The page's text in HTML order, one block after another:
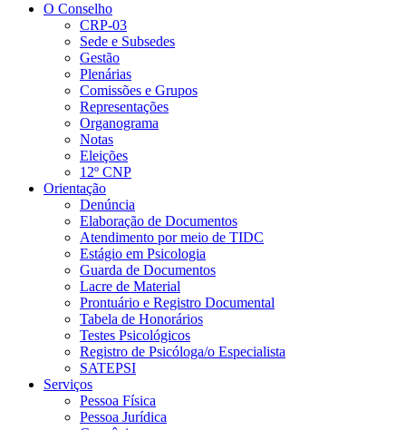
O Conselho
CRP-03
Sede e Subsedes
Gestão
Plenárias
Comissões e Grupos
Representações
Organograma
Notas
Eleições
12º CNP
Orientação
Denúncia
Elaboração de Documentos
Atendimento por meio de TIDC
Estágio em Psicologia
Guarda de Documentos
Lacre de Material
Prontuário e Registro Documental
Tabela de Honorários
Testes Psicológicos
Registro de Psicóloga/o Especialista
SATEPSI
Serviços
Pessoa Física
Pessoa Jurídica